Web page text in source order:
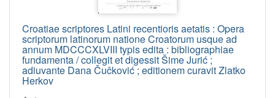
Croatiae scriptores Latini recentioris aetatis : Opera
scriptorum latinorum natione Croatorum usque ad
annum MDCCCXLVIII typis edita : bibliographiae
fundamenta / collegit et digessit Šime Jurić ;
adiuvante Dana Čučković ; editionem curavit Zlatko
Herkov